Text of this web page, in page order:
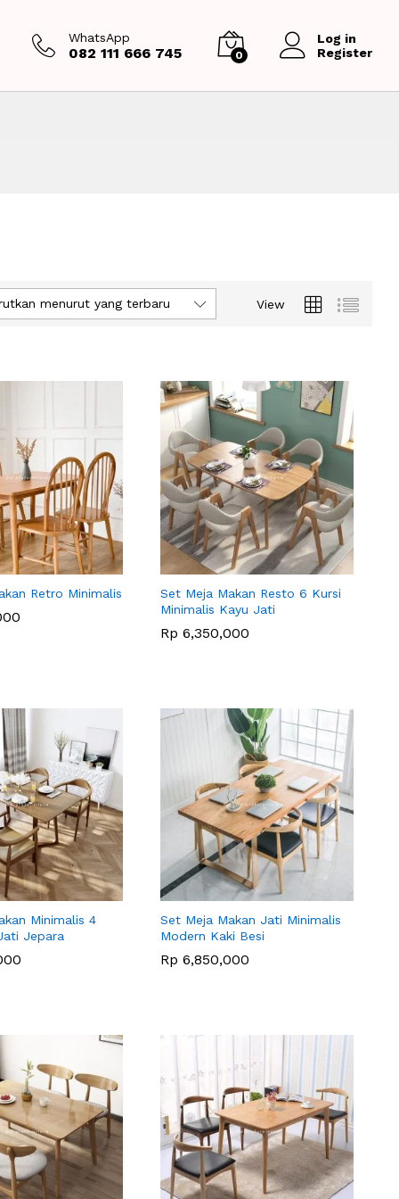
WhatsApp
082 111 666 745 0
Log in
Register
View
menurut yang terbaru
Retro Minimalis
Set Meja Makan Resto 6 Kursi
Minimalis Kayu Jati
Rp 6,350,000
Rp 6,350,000
Minimalis 4
Jepara
Set Meja Makan Jati Minimalis
Modern Kaki Besi
Rp 6,850,000
Rp 6,850,000